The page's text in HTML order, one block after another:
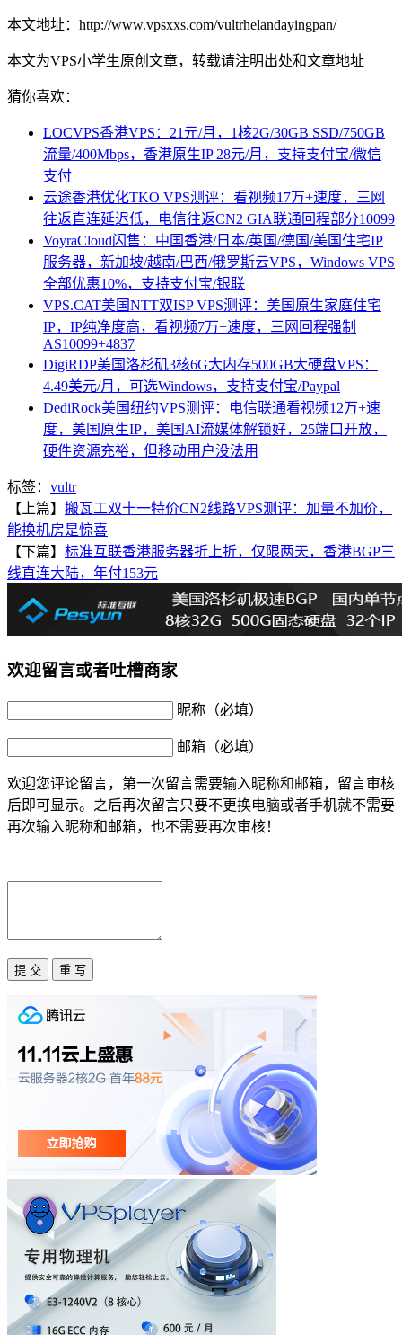
本文地址：http://www.vpsxxs.com/vultrhelandayingpan/
本文为VPS小学生原创文章，转载请注明出处和文章地址
猜你喜欢：
LOCVPS香港VPS：21元/月，1核2G/30GB SSD/750GB
流量/400Mbps，香港原生IP 28元/月，支持支付宝/微信
支付
云途香港优化TKO VPS测评：看视频17万+速度，三网
往返直连延迟低，电信往返CN2 GIA联通回程部分10099
VoyraCloud闪售：中国香港/日本/英国/德国/美国住宅IP
服务器，新加坡/越南/巴西/俄罗斯云VPS，Windows VPS
全部优惠10%，支持支付宝/银联
VPS.CAT美国NTT双ISP VPS测评：美国原生家庭住宅
IP，IP纯净度高，看视频7万+速度，三网回程强制
AS10099+4837
DigiRDP美国洛杉矶3核6G大内存500GB大硬盘VPS：
4.49美元/月，可选Windows，支持支付宝/Paypal
DediRock美国纽约VPS测评：电信联通看视频12万+速
度，美国原生IP，美国AI流媒体解锁好，25端口开放，
硬件资源充裕，但移动用户没法用
标签： vultr
【上篇】 搬瓦工双十一特价CN2线路VPS测评：加量不加价，
能换机房是惊喜
【下篇】 标准互联香港服务器折上折，仅限两天，香港BGP三
线直连大陆，年付153元
欢迎留言或者吐槽商家
昵称（必填）
邮箱（必填）
欢迎您评论留言，第一次留言需要输入昵称和邮箱，留言审核
后即可显示。之后再次留言只要不更换电脑或者手机就不需要
再次输入昵称和邮箱，也不需要再次审核！